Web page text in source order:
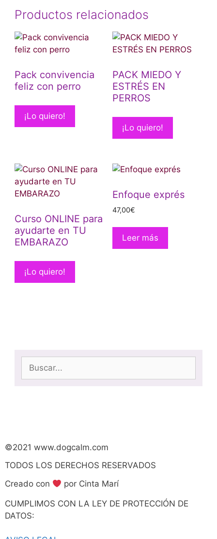
Productos relacionados
Pack convivencia
feliz con perro
¡Lo quiero!
PACK MIEDO Y
ESTRÉS EN
PERROS
¡Lo quiero!
Curso ONLINE para
ayudarte en TU
EMBARAZO
¡Lo quiero!
Enfoque exprés
47,00€
Leer más
©2021 www.dogcalm.com
TODOS LOS DERECHOS RESERVADOS
Creado con
por Cinta Marí
CUMPLIMOS CON LA LEY DE PROTECCIÓN DE
DATOS: